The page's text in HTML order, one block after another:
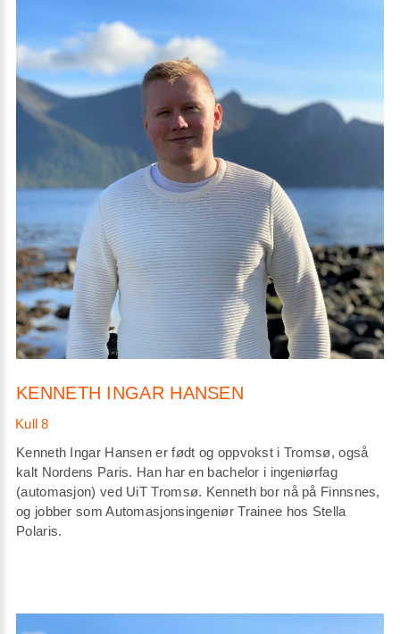
KENNETH INGAR HANSEN
Kenneth Ingar Hansen er født og oppvokst i Tromsø, også
kalt Nordens Paris. Han har en bachelor i ingeniørfag
(automasjon) ved UiT Tromsø. Kenneth bor nå på Finnsnes,
og jobber som Automasjonsingeniør Trainee hos Stella
Polaris.